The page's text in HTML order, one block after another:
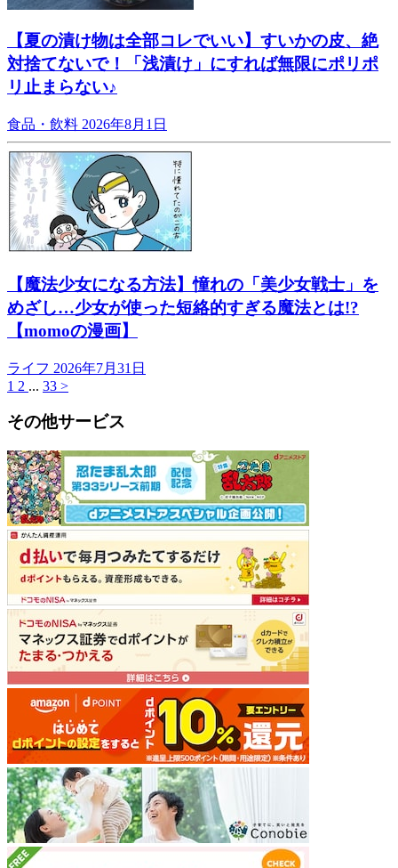
【夏の漬け物は全部コレでいい】すいかの皮、絶
対捨てないで！「浅漬け」にすれば無限にポリポ
リ止まらない♪
食品・飲料 2026年8月1日
【魔法少女になる方法】憧れの「美少女戦士」を
めざし…少女が使った短絡的すぎる魔法とは!?
【momoの漫画】
ライフ 2026年7月31日
1 2 ... 33 >
その他サービス